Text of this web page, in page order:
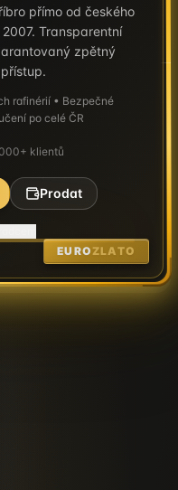
EURO ZLATO
přímo od českého
Transparentní
zpětný
rafinérií • Bezpečné
po celé ČR
klientů
Prodat